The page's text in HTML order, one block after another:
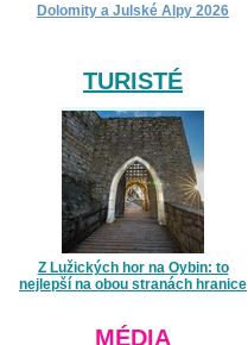
Dolomity a Julské Alpy 2026
TURISTÉ
Z Lužických hor na Oybin: to
nejlepší na obou stranách hranice
MÉDIA